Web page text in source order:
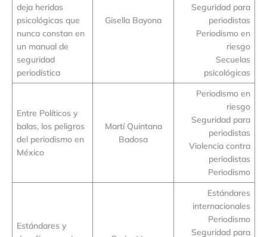
deja heridas
psicológicas que
nunca constan en
un manual de
seguridad
periodística
Gisella Bayona
Seguridad para
periodistas
Periodismo en
riesgo
Secuelas
psicológicas
Entre Políticos y
balas, los peligros
del periodismo en
México
Martí Quintana
Badosa
Periodismo en
riesgo
Seguridad para
periodistas
Violencia contra
periodistas
Periodismo
Estándares y
Estándares
internacionales
Periodismo
Seguridad para